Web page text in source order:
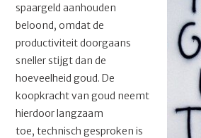
spaargeld aanhouden
beloond, omdat de
productiviteit doorgaans
sneller stijgt dan de
hoeveelheid goud. De
koopkracht van goud neemt
hierdoor langzaam
toe, technisch gesproken is